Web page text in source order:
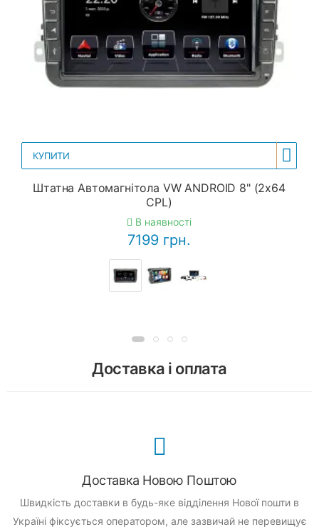
КУПИТИ
Штатна Автомагнітола VW ANDROID 8" (2x64
CPL)
В наявності
7199 грн.
Доставка і оплата
Доставка Новою Поштою
Швидкість доставки в будь-яке відділення Нової пошти в
Україні фіксується оператором, але зазвичай не перевищує